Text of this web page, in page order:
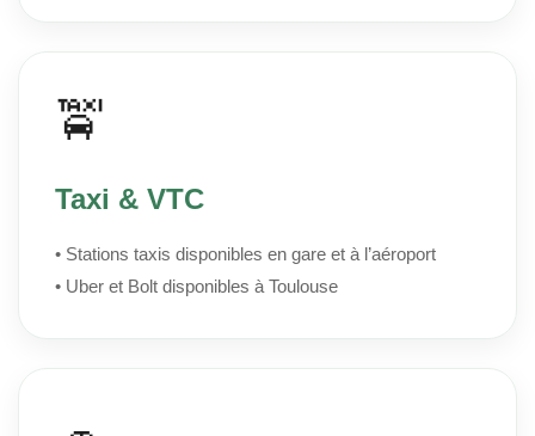
🚖
Taxi & VTC
• Stations taxis disponibles en gare et à l’aéroport
• Uber et Bolt disponibles à Toulouse